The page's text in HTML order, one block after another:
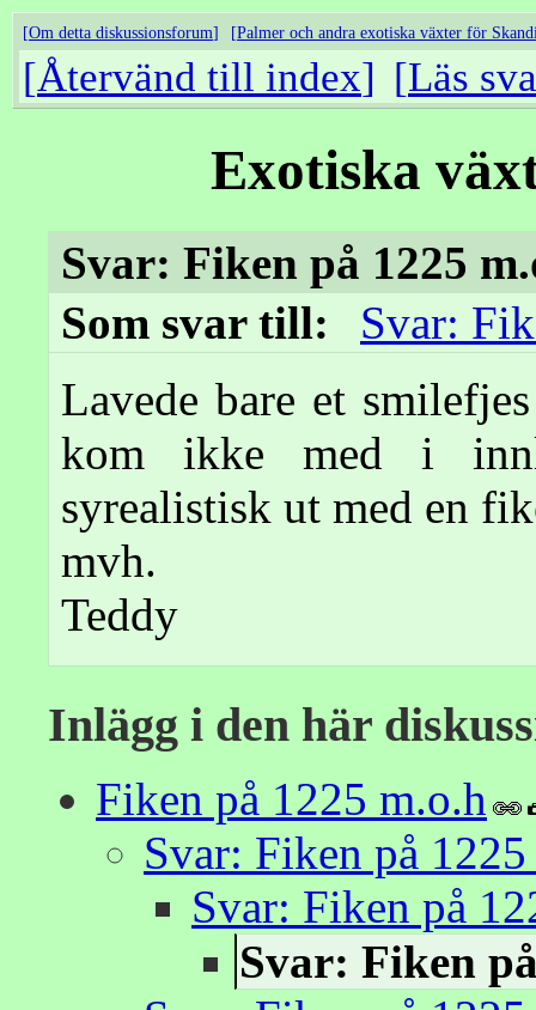
Om detta diskussionsforum Palmer och andra exotiska växter för
Återvänd till index Läs
Exotiska
Svar: Fiken på 1225
Som svar till:
Svar:
Lavede bare et
kom ikke med i
syrealistisk ut med en
mvh.
Teddy
Inlägg i den här
Fiken på 1225 m.o.h
Svar: Fiken på
Svar: Fiken på
Svar: Fiken